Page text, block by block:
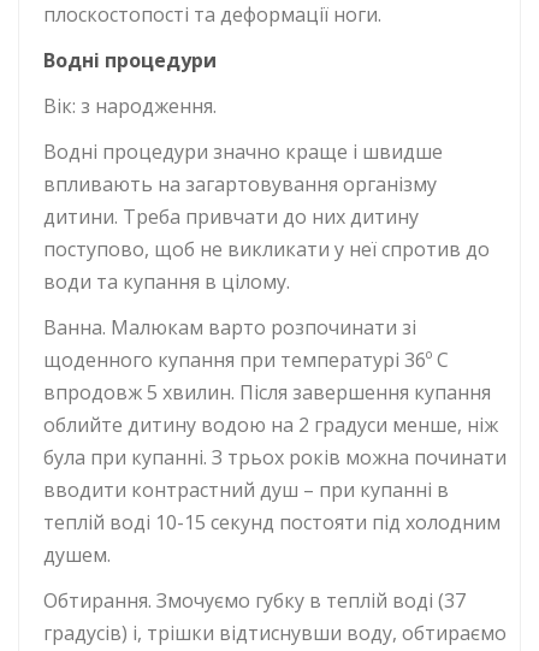
плоскостопості та деформації ноги.
Водні процедури
Вік: з народження.
Водні процедури значно краще і швидше
впливають на загартовування організму
дитини. Треба привчати до них дитину
поступово, щоб не викликати у неї спротив до
води та купання в цілому.
Ванна. Малюкам варто розпочинати зі
щоденного купання при температурі 36º С
впродовж 5 хвилин. Після завершення купання
облийте дитину водою на 2 градуси менше, ніж
була при купанні. З трьох років можна починати
вводити контрастний душ – при купанні в
теплій воді 10-15 секунд постояти під холодним
душем.
Обтирання. Змочуємо губку в теплій воді (37
градусів) і, трішки відтиснувши воду, обтираємо